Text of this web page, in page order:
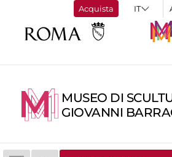
Acquista
MUSEO DI
GIOVANNI